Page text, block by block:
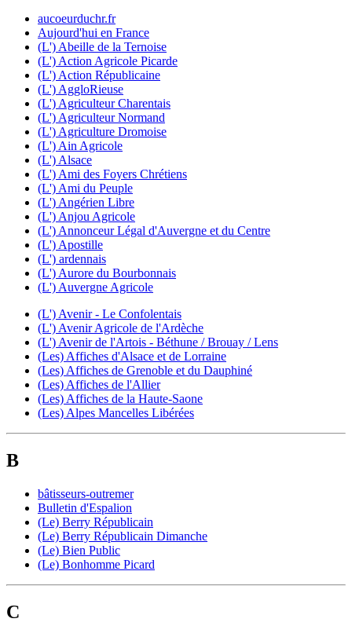
aucoeurduchr.fr
Aujourd'hui en France
(L') Abeille de la Ternoise
(L') Action Agricole Picarde
(L') Action Républicaine
(L') AggloRieuse
(L') Agriculteur Charentais
(L') Agriculteur Normand
(L') Agriculture Dromoise
(L') Ain Agricole
(L') Alsace
(L') Ami des Foyers Chrétiens
(L') Ami du Peuple
(L') Angérien Libre
(L') Anjou Agricole
(L') Annonceur Légal d'Auvergne et du Centre
(L') Apostille
(L') ardennais
(L') Aurore du Bourbonnais
(L') Auvergne Agricole
(L') Avenir - Le Confolentais
(L') Avenir Agricole de l'Ardèche
(L') Avenir de l'Artois - Béthune / Brouay / Lens
(Les) Affiches d'Alsace et de Lorraine
(Les) Affiches de Grenoble et du Dauphiné
(Les) Affiches de l'Allier
(Les) Affiches de la Haute-Saone
(Les) Alpes Mancelles Libérées
B
bâtisseurs-outremer
Bulletin d'Espalion
(Le) Berry Républicain
(Le) Berry Républicain Dimanche
(Le) Bien Public
(Le) Bonhomme Picard
C